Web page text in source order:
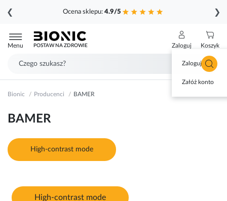
Ocena sklepu: 4.9/5
❮ ❯
do
treści
Menu POSTAW NA ZDROWIE Zaloguj
Zaloguj się
Załóż konto
Koszyk
Bionic Producenci BAMER
BAMER
High-contrast mode
High-contrast mode